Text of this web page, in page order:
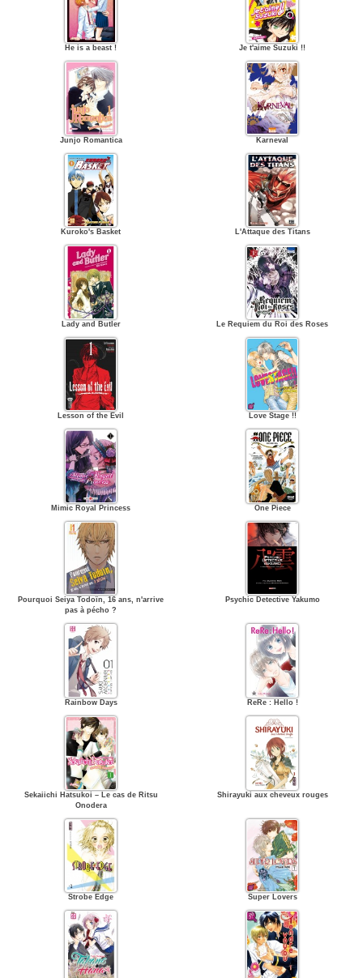
He is a beast ! Je t'aime Suzuki !!
Junjo Romantica Karneval
Kuroko's Basket L'Attaque des Titans
Lady and Butler Le Requiem du Roi des Roses
Lesson of the Evil Love Stage !!
Mimic Royal Princess One Piece
Pourquoi Seiya Todoïn, 16 ans, n'arrive
pas à pécho ?
Psychic Detective Yakumo
Rainbow Days ReRe : Hello !
Sekaiichi Hatsukoi – Le cas de Ritsu
Onodera
Shirayuki aux cheveux rouges
Strobe Edge Super Lovers